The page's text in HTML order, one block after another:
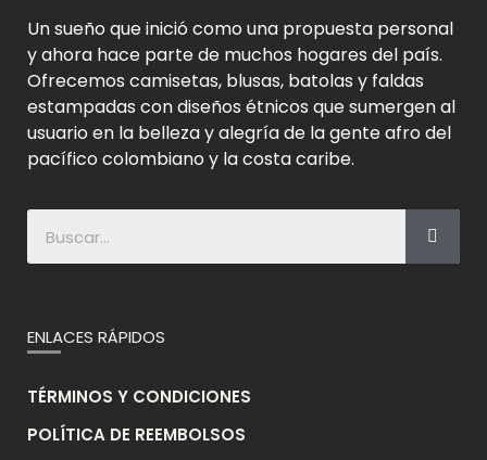
Un sueño que inició como una propuesta personal
y ahora hace parte de muchos hogares del país.
Ofrecemos camisetas, blusas, batolas y faldas
estampadas con diseños étnicos que sumergen al
usuario en la belleza y alegría de la gente afro del
pacífico colombiano y la costa caribe.
ENLACES RÁPIDOS
TÉRMINOS Y CONDICIONES
POLÍTICA DE REEMBOLSOS